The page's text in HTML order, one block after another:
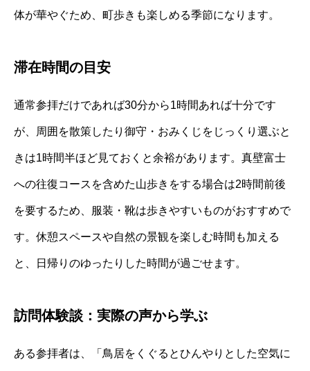
体が華やぐため、町歩きも楽しめる季節になります。
滞在時間の目安
通常参拝だけであれば30分から1時間あれば十分です
が、周囲を散策したり御守・おみくじをじっくり選ぶと
きは1時間半ほど見ておくと余裕があります。真壁富士
への往復コースを含めた山歩きをする場合は2時間前後
を要するため、服装・靴は歩きやすいものがおすすめで
す。休憩スペースや自然の景観を楽しむ時間も加える
と、日帰りのゆったりした時間が過ごせます。
訪問体験談：実際の声から学ぶ
ある参拝者は、「鳥居をくぐるとひんやりとした空気に